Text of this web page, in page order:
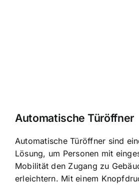
Automatische Türöffner
Automatische Türöffner sind
Lösung, um Personen mit
Mobilität den Zugang zu
erleichtern. Mit einem